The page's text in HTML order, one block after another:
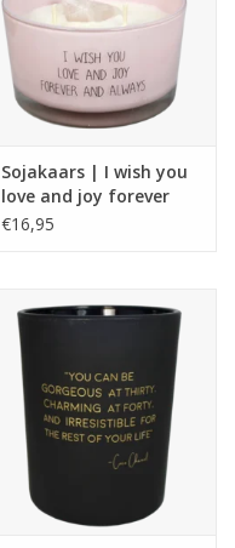
Sojakaars | I wish you
love and joy forever
and always
€16,95